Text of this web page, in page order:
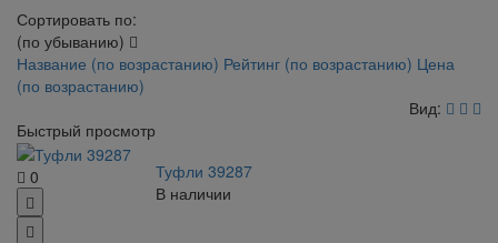
Сортировать по:
(по убыванию)
Название (по возрастанию) Рейтинг (по возрастанию) Цена
(по возрастанию)
Вид:
Быстрый просмотр
0
Туфли 39287
В наличии